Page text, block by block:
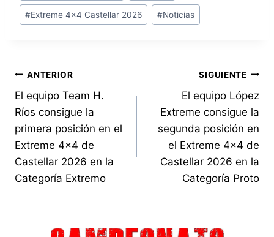
entrada:
#Extreme 4x4 Castellar 2026 #Noticias
Navegación
de
entradas
ANTERIOR
El equipo Team H.
Ríos consigue la
primera posición en el
Extreme 4×4 de
Castellar 2026 en la
Categoría Extremo
SIGUIENTE
El equipo López
Extreme consigue la
segunda posición en
el Extreme 4×4 de
Castellar 2026 en la
Categoría Proto